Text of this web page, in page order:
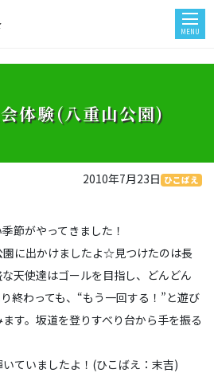
MENU
体験(八重山公園)
2010年7月23日 ひこばえ
節がやってきました！
園に出かけましたよ☆見つけたのは長
天使達はゴールを目指し、どんどん
終わっても、“もう一回する！”と遊び
す。坂道を登りすべり台から手を振る
ていましたよ！(ひこばえ：末吉)